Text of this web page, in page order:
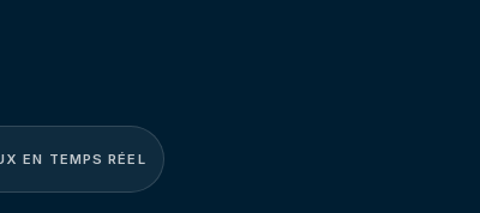
EN TEMPS RÉEL